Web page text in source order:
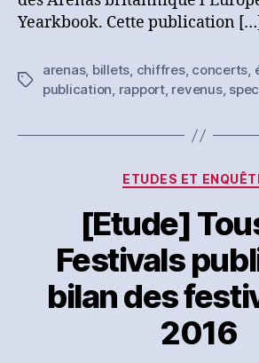
Yearkbook. Cette publication […]
Étiquettes
arenas, billets, chiffres, concerts,
publication, rapport, revenus,
ETUDES ET
[Etude]
Festivals
bilan des
2016